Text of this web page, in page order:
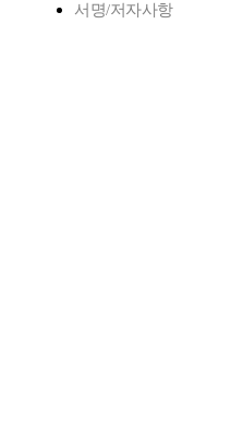
서명/저자사항